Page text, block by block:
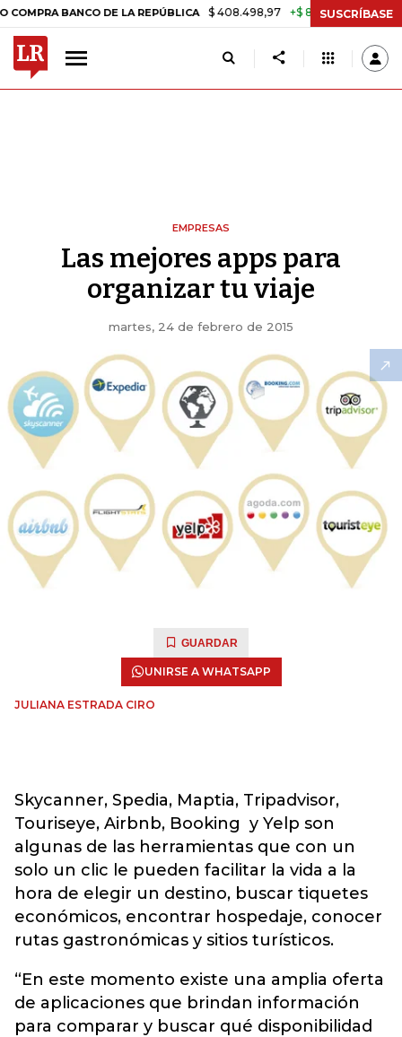
BANCO DE LA REPÚBLICA $ 408.498,97 +$ 8.753,81 +2,19%
SUSCRÍBASE
EMPRESAS
Las mejores apps para
organizar tu viaje
martes, 24 de febrero de 2015
GUARDAR
UNIRSE A WHATSAPP
JULIANA ESTRADA CIRO
Skycanner, Spedia, Maptia, Tripadvisor,
Touriseye, Airbnb, Booking y Yelp son
algunas de las herramientas que con un
solo un clic le pueden facilitar la vida a la
hora de elegir un destino, buscar tiquetes
económicos, encontrar hospedaje, conocer
rutas gastronómicas y sitios turísticos.
“En este momento existe una amplia oferta
de aplicaciones que brindan información
para comparar y buscar qué disponibilidad